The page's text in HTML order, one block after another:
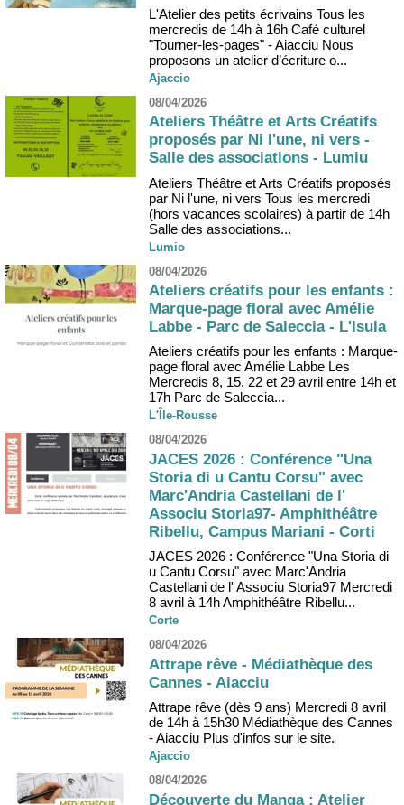
L'Atelier des petits écrivains Tous les
mercredis de 14h à 16h Café culturel
"Tourner-les-pages" - Aiacciu Nous
proposons un atelier d’écriture o...
Ajaccio
08/04/2026
Ateliers Théâtre et Arts Créatifs
proposés par Ni l'une, ni vers -
Salle des associations - Lumiu
Ateliers Théâtre et Arts Créatifs proposés
par Ni l'une, ni vers Tous les mercredi
(hors vacances scolaires) à partir de 14h
Salle des associations...
Lumio
08/04/2026
Ateliers créatifs pour les enfants :
Marque-page floral avec Amélie
Labbe - Parc de Saleccia - L'Isula
Ateliers créatifs pour les enfants : Marque-
page floral avec Amélie Labbe Les
Mercredis 8, 15, 22 et 29 avril entre 14h et
17h Parc de Saleccia...
L'Île-Rousse
08/04/2026
JACES 2026 : Conférence "Una
Storia di u Cantu Corsu" avec
Marc'Andria Castellani de l'
Associu Storia97- Amphithéâtre
Ribellu, Campus Mariani - Corti
JACES 2026 : Conférence "Una Storia di
u Cantu Corsu" avec Marc'Andria
Castellani de l' Associu Storia97 Mercredi
8 avril à 14h Amphithéâtre Ribellu...
Corte
08/04/2026
Attrape rêve - Médiathèque des
Cannes - Aiacciu
Attrape rêve (dès 9 ans) Mercredi 8 avril
de 14h à 15h30 Médiathèque des Cannes
- Aiacciu Plus d'infos sur le site.
Ajaccio
08/04/2026
Découverte du Manga : Atelier